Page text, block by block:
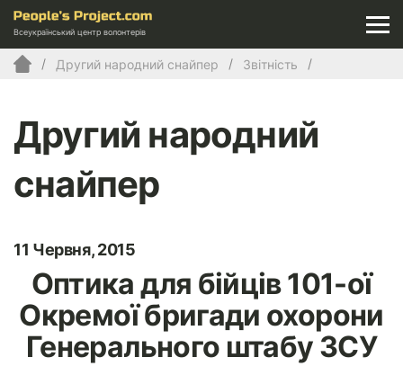
Всеукраїнський центр волонтерів
Другий народний снайпер Звітність
Другий народний
снайпер
11 Червня, 2015
Оптика для бійців 101-ої
Окремої бригади охорони
Генерального штабу ЗСУ